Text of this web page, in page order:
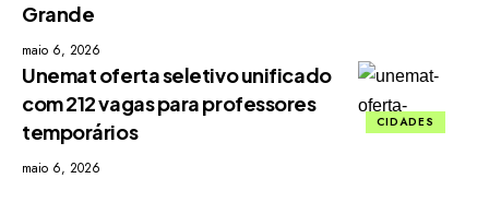
Grande
maio 6, 2026
CIDADES
Unemat oferta seletivo unificado
com 212 vagas para professores
temporários
maio 6, 2026